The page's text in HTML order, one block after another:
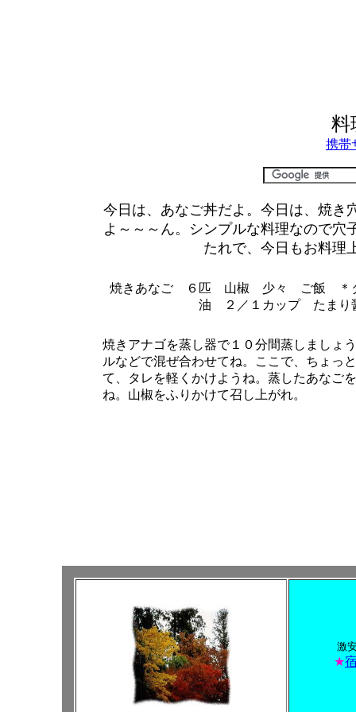
料
携帯
今日は、あなご丼だよ。今日は、焼き
よ～～～ん。シンプルな料理なので穴
たれで、今日もお料理
焼きあなご ６匹 山椒 少々 ご飯 ＊
油 ２／１カップ たま
焼きアナゴを蒸し器で１０分間蒸しましょ
ルなどで混ぜ合わせてね。ここで、ちょっ
て、タレを軽くかけようね。蒸したあなご
ね。山椒をふりかけて召し上がれ。
激
★